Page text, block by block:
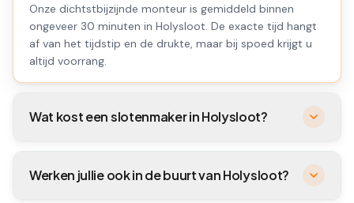
Onze dichtstbijzijnde monteur is gemiddeld binnen
ongeveer 30 minuten in Holysloot. De exacte tijd hangt
af van het tijdstip en de drukte, maar bij spoed krijgt u
altijd voorrang.
Wat kost een slotenmaker in Holysloot?
Werken jullie ook in de buurt van Holysloot?